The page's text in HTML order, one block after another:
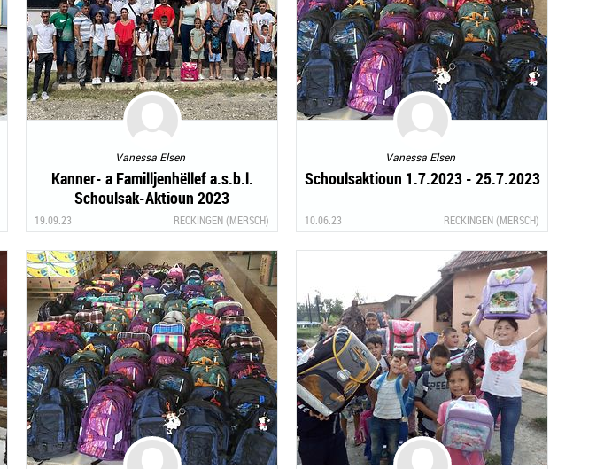
Vanessa Elsen
Kanner- a Familljenhëllef a.s.b.l.
Schoulsak-Aktioun 2023
19.09.23 RECKINGEN (MERSCH)
Vanessa Elsen
Schoulsaktioun 1.7.2023 - 25.7.2023
10.06.23 RECKINGEN (MERSCH)